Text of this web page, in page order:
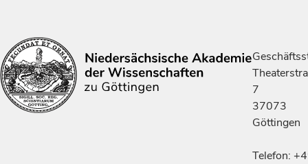
7
37073
Göttingen
Telefon: